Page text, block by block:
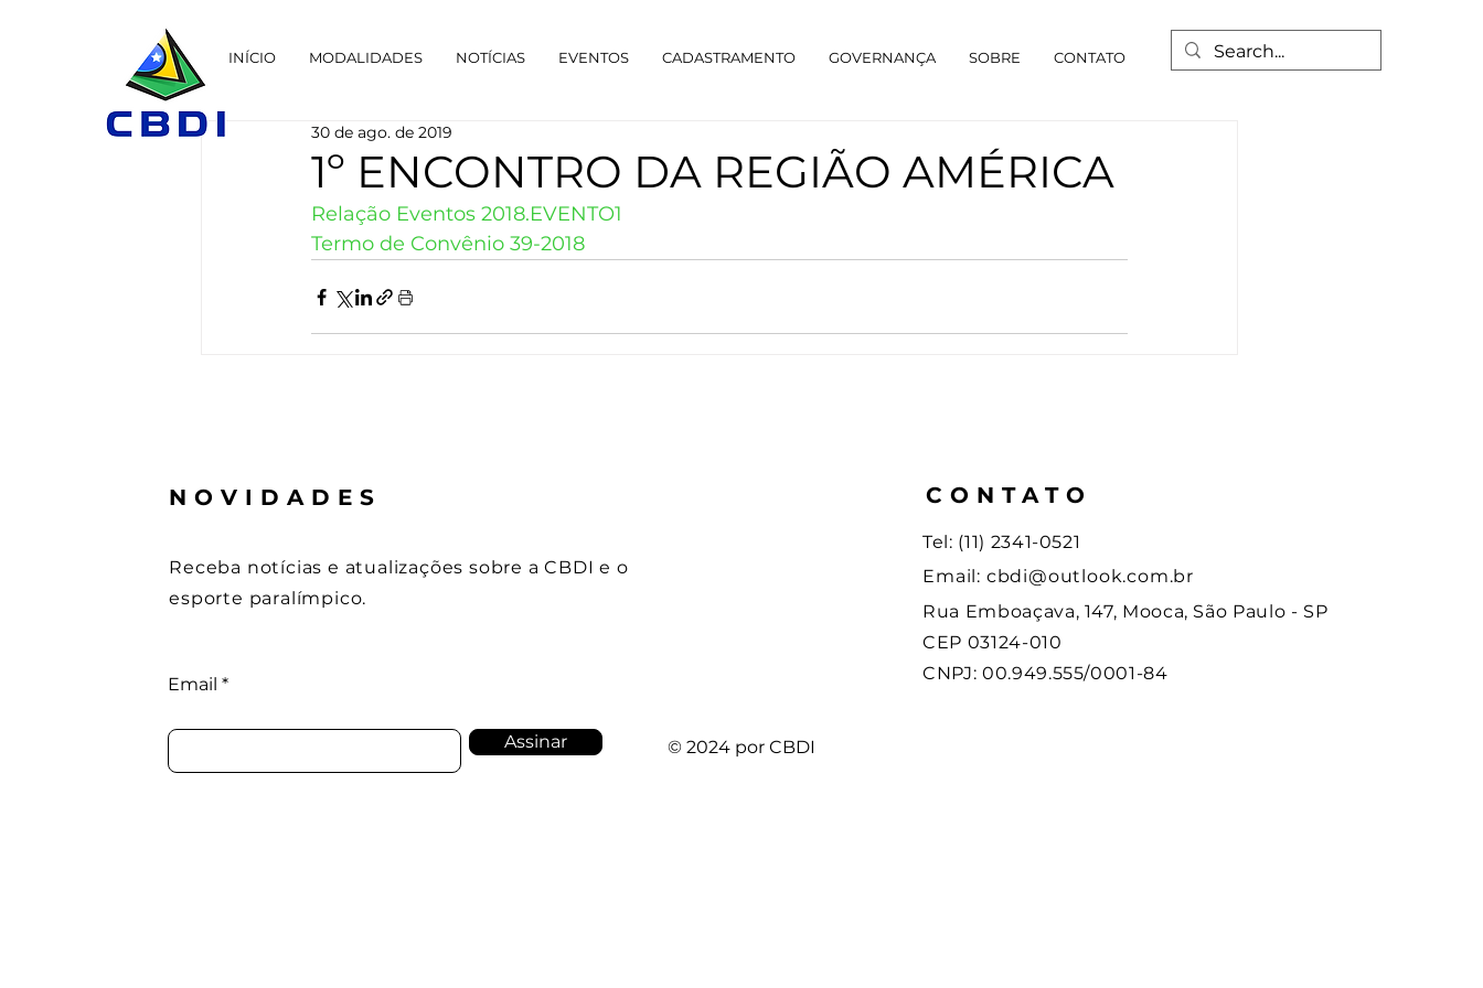
INÍCIO MODALIDADES NOTÍCIAS EVENTOS CADASTRAMENTO GOVERNANÇA SOBRE CONTATO
1º ENCONTRO DA REGIÃO AMÉRICA
30 de ago. de 2019
Relação Eventos 2018.EVENTO1
Termo de Convênio 39-2018
NOVIDADES
Receba notícias e atualizações sobre a CBDI e o
esporte paralímpico.
Email
Assinar
CONTATO
Tel: (11) 2341-0521
Email: cbdi@outlook.com.br
Rua Emboaçava, 147, Mooca, São Paulo - SP
CEP 03124-010
CNPJ: 00.949.555/0001-84
© 2024 por CBDI